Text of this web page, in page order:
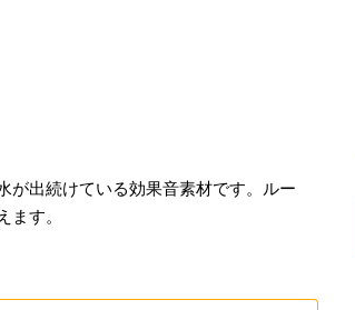
が出続けている効果音素材です。ルー
ます。